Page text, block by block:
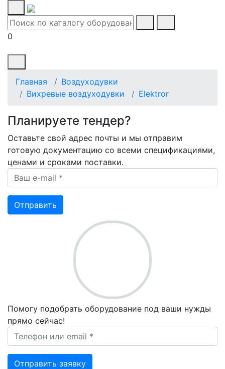
0
Главная
Воздуходувки
Вихревые воздуходувки
Elektror
Планируете тендер?
Оставьте свой адрес почты и мы отправим
готовую документацию со всеми спецификациями,
ценами и сроками поставки.
Ваш e-mail *
Отправить
Помогу подобрать оборудование под ваши нужды
прямо сейчас!
Ваш телефон *
Отправить заявку